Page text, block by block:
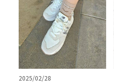
2025/02/28